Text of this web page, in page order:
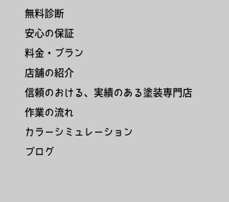
無料診断
安心の保証
料金・プラン
店舗の紹介
信頼のおける、実績のある塗装専門店
作業の流れ
カラーシミュレーション
ブログ